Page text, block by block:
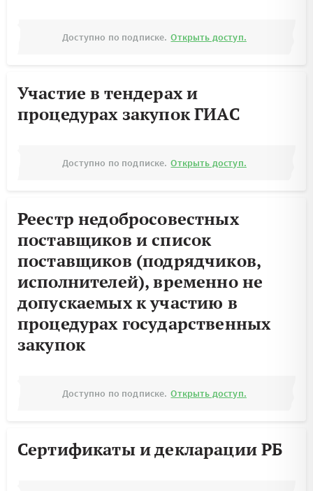
Доступно по подписке. Открыть доступ.
Участие в тендерах и
процедурах закупок ГИАС
Доступно по подписке. Открыть доступ.
Реестр недобросовестных
поставщиков и список
поставщиков (подрядчиков,
исполнителей), временно не
допускаемых к участию в
процедурах государственных
закупок
Доступно по подписке. Открыть доступ.
Сертификаты и декларации РБ